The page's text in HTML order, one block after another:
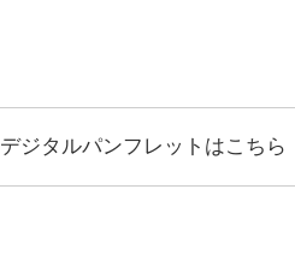
デジタルパンフレットはこちら